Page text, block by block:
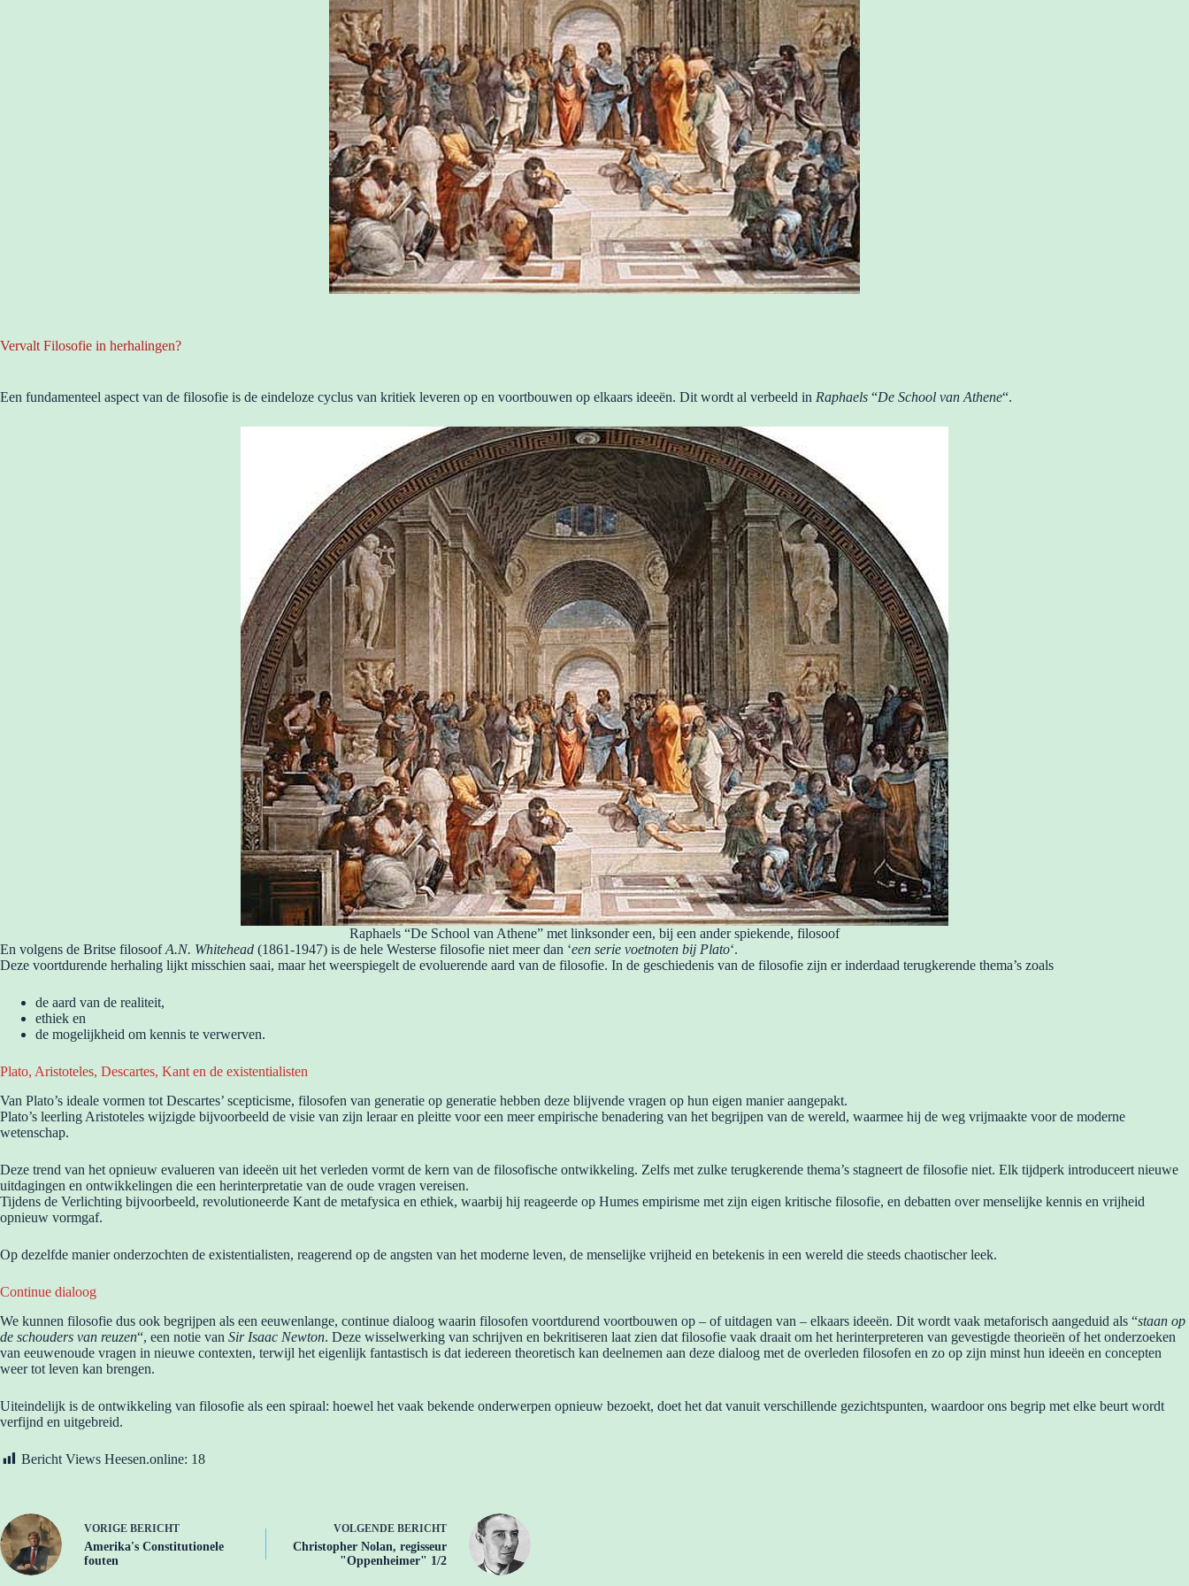
Vervalt Filosofie in herhalingen?
Een fundamenteel aspect van de filosofie is de eindeloze cyclus van kritiek leveren op en voortbouwen op elkaars ideeën. Dit wordt al verbeeld in Raphaels “De School van Athene“.
Raphaels “De School van Athene” met linksonder een, bij een ander spiekende, filosoof
En volgens de Britse filosoofA.N. Whitehead (1861-1947) is de hele Westerse filosofie niet meer dan ‘een serie voetnoten bij Plato‘.
Deze voortdurende herhaling lijkt misschien saai, maar het weerspiegelt de evoluerende aard van de filosofie. In de geschiedenis van de filosofie zijn er inderdaad terugkerende thema’s zoals
de aard van de realiteit,
ethiek en
de mogelijkheid om kennis te verwerven.
Plato, Aristoteles, Descartes, Kant en de existentialisten
Van Plato’s ideale vormen tot Descartes’ scepticisme, filosofen van generatie op generatie hebben deze blijvende vragen op hun eigen manier aangepakt.
Plato’s leerling Aristoteles wijzigde bijvoorbeeld de visie van zijn leraar en pleitte voor een meer empirische benadering van het begrijpen van de wereld, waarmee hij de weg vrijmaakte voor de moderne
wetenschap.
Deze trend van het opnieuw evalueren van ideeën uit het verleden vormt de kern van de filosofische ontwikkeling. Zelfs met zulke terugkerende thema’s stagneert de filosofie niet. Elk tijdperk introduceert nieuwe
uitdagingen en ontwikkelingen die een herinterpretatie van de oude vragen vereisen.
Tijdens de Verlichting bijvoorbeeld, revolutioneerde Kant de metafysica en ethiek, waarbij hij reageerde op Humes empirisme met zijn eigen kritische filosofie, en debatten over menselijke kennis en vrijheid
opnieuw vormgaf.
Op dezelfde manier onderzochten de existentialisten, reagerend op de angsten van het moderne leven, de menselijke vrijheid en betekenis in een wereld die steeds chaotischer leek.
Continue dialoog
We kunnen filosofie dus ook begrijpen als een eeuwenlange, continue dialoog waarin filosofen voortdurend voortbouwen op – of uitdagen van – elkaars ideeën. Dit wordt vaak metaforisch aangeduid als “staan ​​op
de schouders van reuzen“, een notie van Sir Isaac Newton. Deze wisselwerking van schrijven en bekritiseren laat zien dat filosofie vaak draait om het herinterpreteren van gevestigde theorieën of het onderzoeken
van eeuwenoude vragen in nieuwe contexten, terwijl het eigenlijk fantastisch is dat iedereen theoretisch kan deelnemen aan deze dialoog met de overleden filosofen en zo op zijn minst hun ideeën en concepten
weer tot leven kan brengen.
Uiteindelijk is de ontwikkeling van filosofie als een spiraal: hoewel het vaak bekende onderwerpen opnieuw bezoekt, doet het dat vanuit verschillende gezichtspunten, waardoor ons begrip met elke beurt wordt
verfijnd en uitgebreid.
Bericht Views Heesen.online: 18
VORIGE BERICHT
Amerika's Constitutionele
fouten
VOLGENDE BERICHT
Christopher Nolan, regisseur
"Oppenheimer" 1/2